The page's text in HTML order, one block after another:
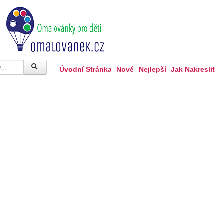
Úvodní Stránka Nové Nejlepší Jak Nakreslit